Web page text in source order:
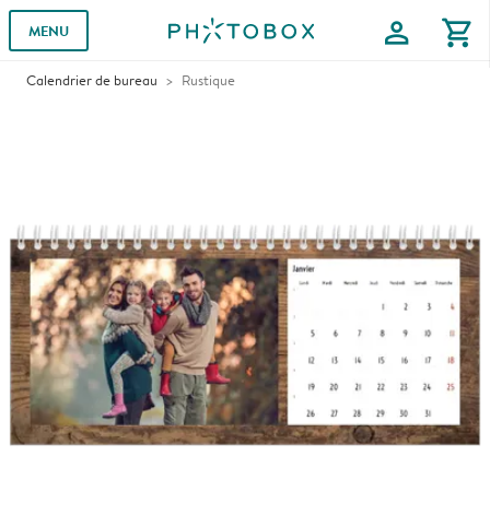
MENU profile shopping_cart
Calendrier de bureau Rustique